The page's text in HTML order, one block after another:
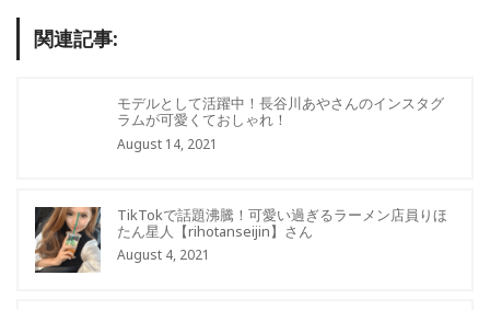
関連記事:
モデルとして活躍中！長谷川あやさんのインスタグ
ラムが可愛くておしゃれ！
August 14, 2021
TikTokで話題沸騰！可愛い過ぎるラーメン店員りほ
たん星人【rihotanseijin】さん
August 4, 2021